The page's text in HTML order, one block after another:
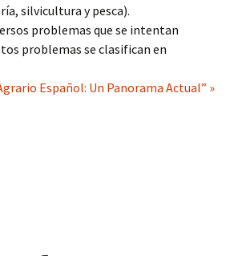
silvicultura y pesca).
problemas que se intentan
problemas se clasifican en
Español: Un Panorama Actual” »